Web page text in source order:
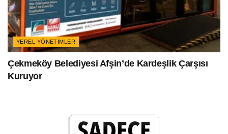
YEREL YÖNETIMLER
Çekmeköy Belediyesi Afşin’de Kardeşlik Çarşısı
Kuruyor